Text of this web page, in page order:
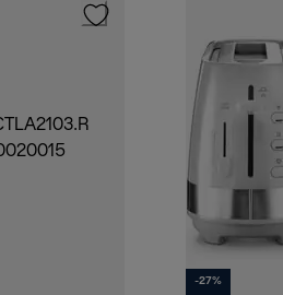
-27%